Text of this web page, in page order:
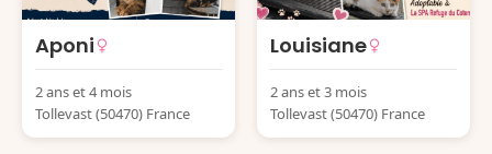
Aponi
2 ans et 4 mois
Tollevast (50470) France
Louisiane
2 ans et 3 mois
Tollevast (50470) France